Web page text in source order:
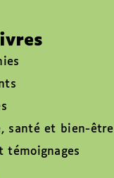
santé et bien-être
témoignages